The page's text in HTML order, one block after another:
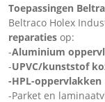
Toepassingen
Beltraco Holex
reparaties op:
-Aluminium
-UPVC/kunststof
-HPL-oppervlakken
-Parket en